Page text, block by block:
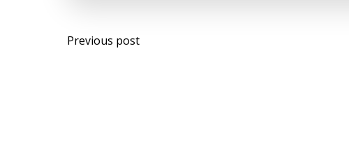
Previous post